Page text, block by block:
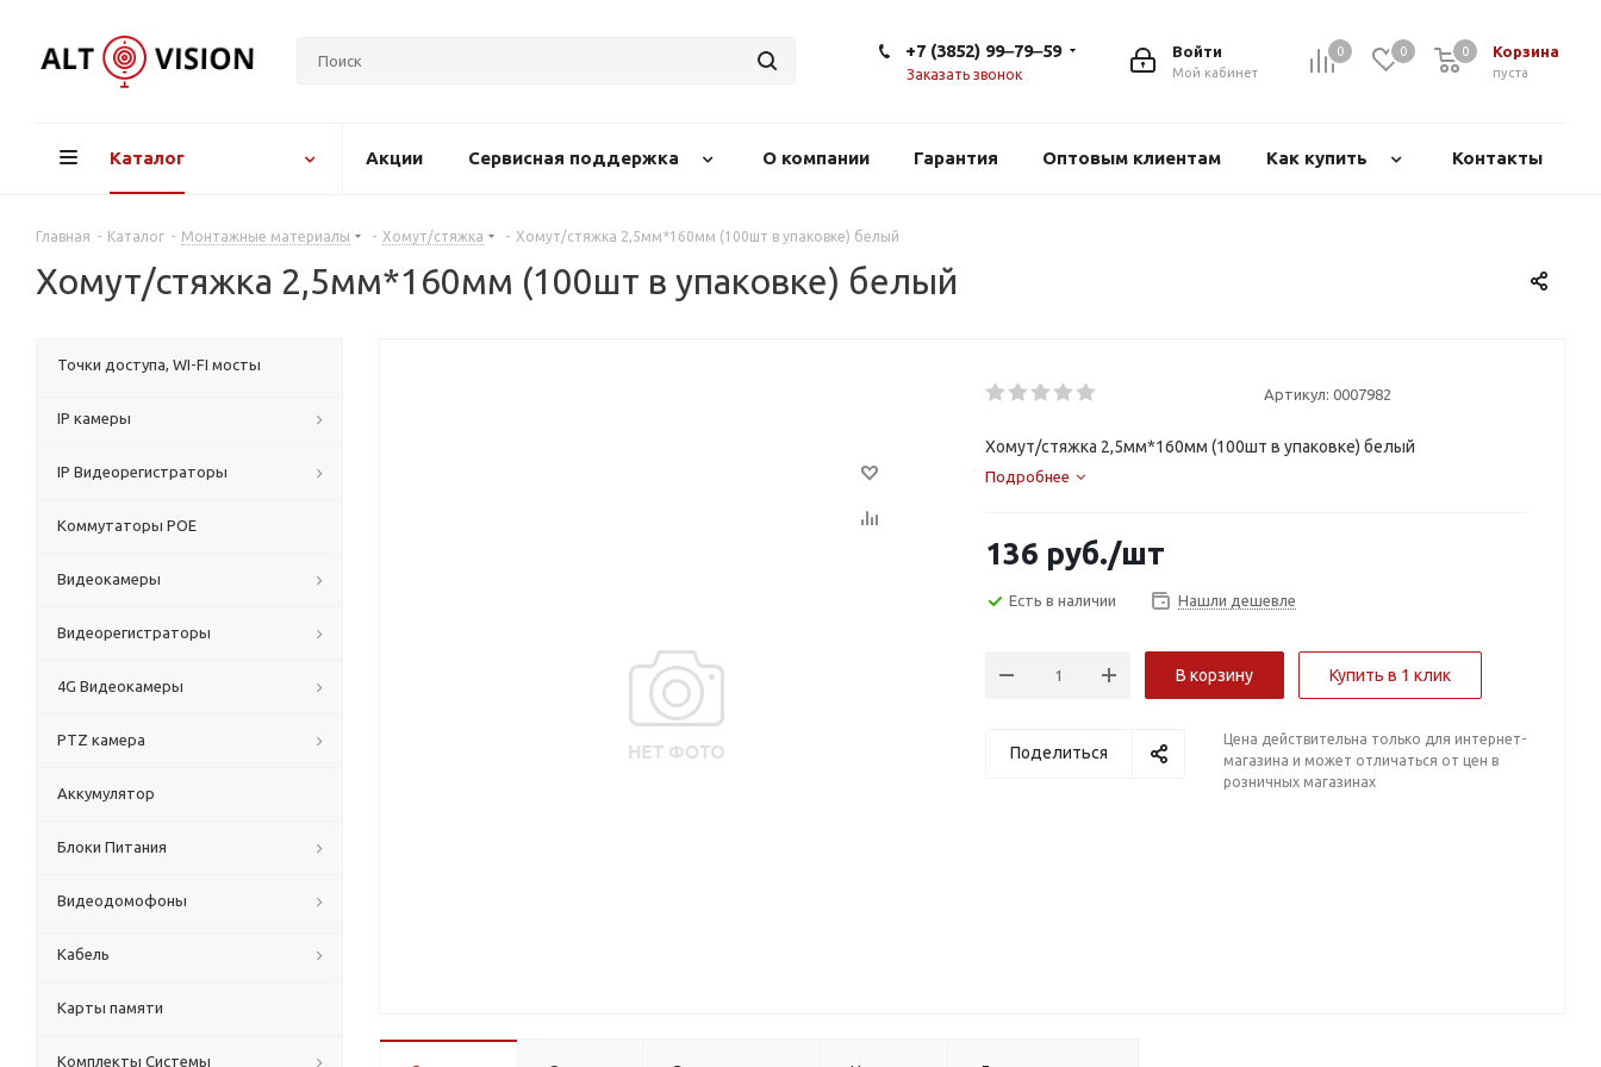
0 0 Корзина
пуста
0
Войти
Мой кабинет
+7 (3852) 99‒79‒59
Заказать звонок
Каталог Акции Сервисная поддержка О компании Гарантия Оптовым клиентам Как купить Контакты
Главная - Каталог - Монтажные материалы - Хомут/стяжка - Хомут/стяжка 2,5мм*160мм (100шт в упаковке) белый
Хомут/стяжка 2,5мм*160мм (100шт в упаковке) белый
Артикул: 0007982
Хомут/стяжка 2,5мм*160мм (100шт в упаковке) белый
Подробнее
136 руб./шт
Есть в наличии Нашли дешевле
В корзину Купить в 1 клик
Поделиться
Цена действительна только для интернет-
магазина и может отличаться от цен в
розничных магазинах
Точки доступа, WI-FI мосты
IP камеры
IP Видеорегистраторы
Коммутаторы POE
Видеокамеры
Видеорегистраторы
4G Видеокамеры
PTZ камера
Аккумулятор
Блоки Питания
Видеодомофоны
Кабель
Карты памяти
Комплекты Системы